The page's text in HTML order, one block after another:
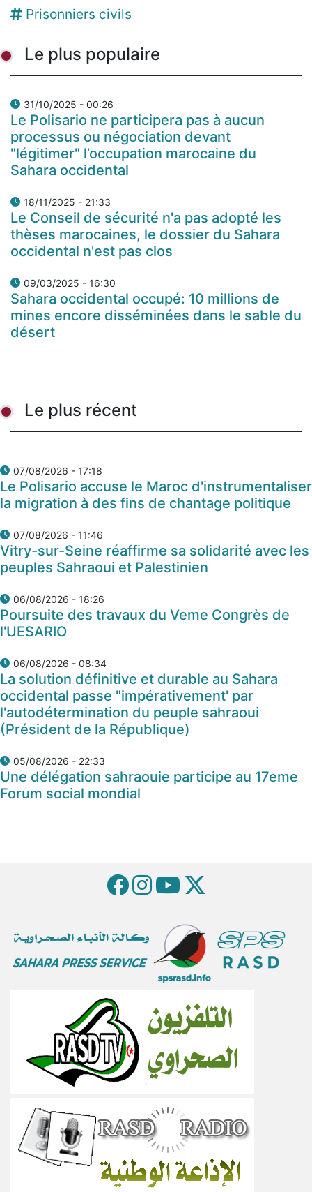
Prisonniers civils
Le plus populaire
31/10/2025 - 00:26
Le Polisario ne participera pas à aucun
processus ou négociation devant
"légitimer" l’occupation marocaine du
Sahara occidental
18/11/2025 - 21:33
Le Conseil de sécurité n'a pas adopté les
thèses marocaines, le dossier du Sahara
occidental n'est pas clos
09/03/2025 - 16:30
Sahara occidental occupé: 10 millions de
mines encore disséminées dans le sable du
désert
Le plus récent
07/08/2026 - 17:18
Le Polisario accuse le Maroc d'instrumentaliser
la migration à des fins de chantage politique
07/08/2026 - 11:46
Vitry-sur-Seine réaffirme sa solidarité avec les
peuples Sahraoui et Palestinien
06/08/2026 - 18:26
Poursuite des travaux du Veme Congrès de
l'UESARIO
06/08/2026 - 08:34
La solution définitive et durable au Sahara
occidental passe "impérativement' par
l'autodétermination du peuple sahraoui
(Président de la République)
05/08/2026 - 22:33
Une délégation sahraouie participe au 17eme
Forum social mondial